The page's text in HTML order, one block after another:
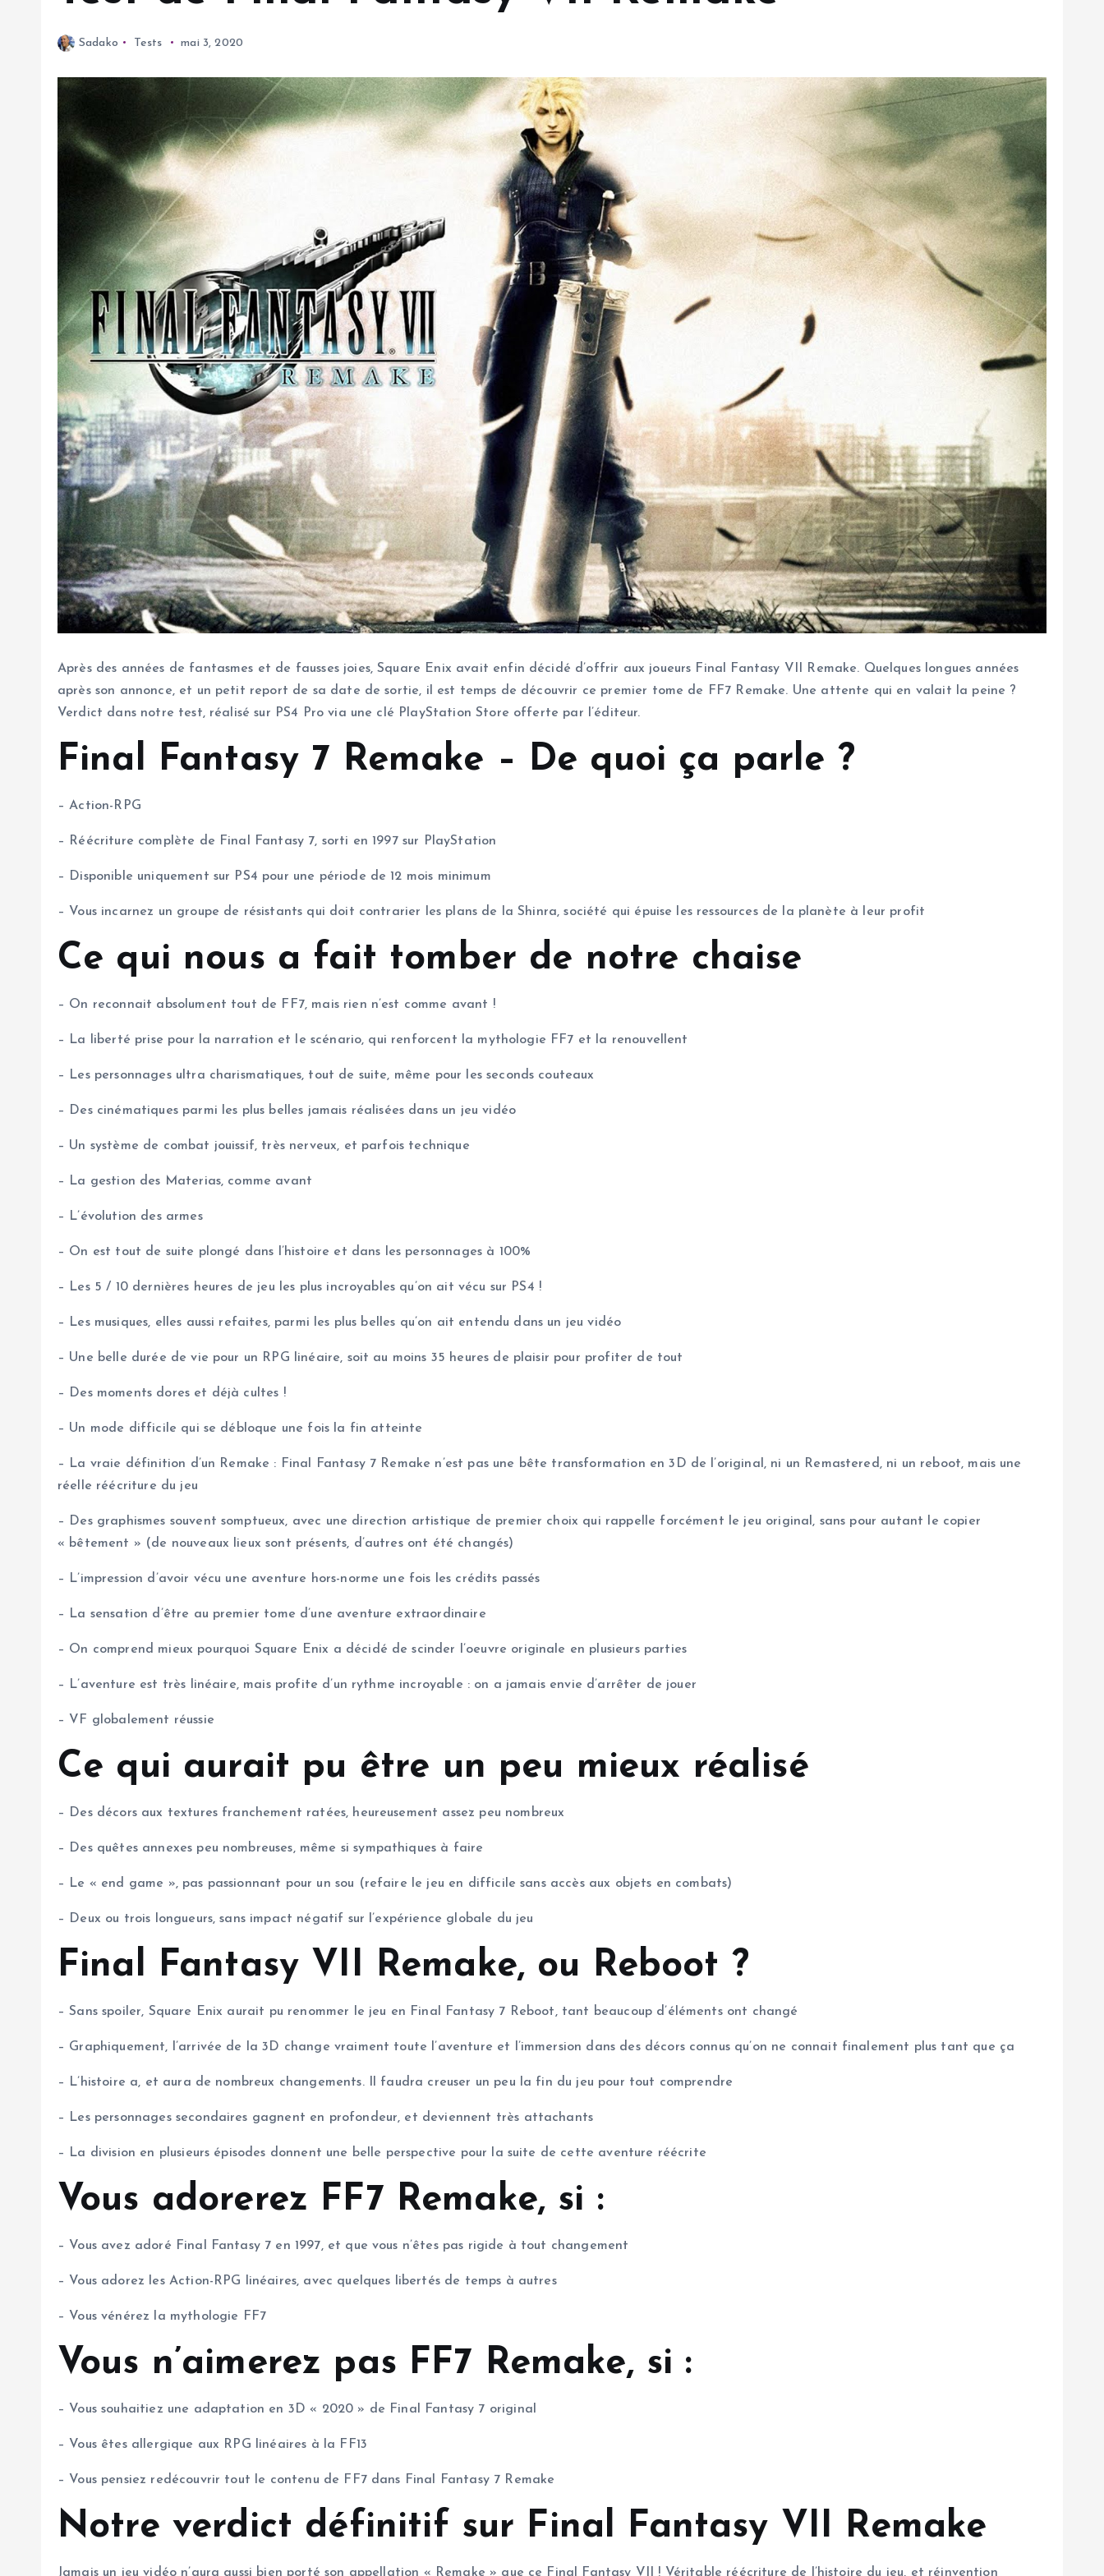
Sadako Tests mai 3, 2020
Après des années de fantasmes et de fausses joies, Square Enix avait enfin décidé d’offrir aux joueurs Final Fantasy VII Remake. Quelques longues années
après son annonce, et un petit report de sa date de sortie, il est temps de découvrir ce premier tome de FF7 Remake. Une attente qui en valait la peine ?
Verdict dans notre test, réalisé sur PS4 Pro via une clé PlayStation Store offerte par l’éditeur.
Final Fantasy 7 Remake – De quoi ça parle ?
– Action-RPG
– Réécriture complète de Final Fantasy 7, sorti en 1997 sur PlayStation
– Disponible uniquement sur PS4 pour une période de 12 mois minimum
– Vous incarnez un groupe de résistants qui doit contrarier les plans de la Shinra, société qui épuise les ressources de la planète à leur profit
Ce qui nous a fait tomber de notre chaise
– On reconnait absolument tout de FF7, mais rien n’est comme avant !
– La liberté prise pour la narration et le scénario, qui renforcent la mythologie FF7 et la renouvellent
– Les personnages ultra charismatiques, tout de suite, même pour les seconds couteaux
– Des cinématiques parmi les plus belles jamais réalisées dans un jeu vidéo
– Un système de combat jouissif, très nerveux, et parfois technique
– La gestion des Materias, comme avant
– L’évolution des armes
– On est tout de suite plongé dans l’histoire et dans les personnages à 100%
– Les 5 / 10 dernières heures de jeu les plus incroyables qu’on ait vécu sur PS4 !
– Les musiques, elles aussi refaites, parmi les plus belles qu’on ait entendu dans un jeu vidéo
– Une belle durée de vie pour un RPG linéaire, soit au moins 35 heures de plaisir pour profiter de tout
– Des moments dores et déjà cultes !
– Un mode difficile qui se débloque une fois la fin atteinte
– La vraie définition d’un Remake : Final Fantasy 7 Remake n’est pas une bête transformation en 3D de l’original, ni un Remastered, ni un reboot, mais une
réelle réécriture du jeu
– Des graphismes souvent somptueux, avec une direction artistique de premier choix qui rappelle forcément le jeu original, sans pour autant le copier
« bêtement » (de nouveaux lieux sont présents, d’autres ont été changés)
– L’impression d’avoir vécu une aventure hors-norme une fois les crédits passés
– La sensation d’être au premier tome d’une aventure extraordinaire
– On comprend mieux pourquoi Square Enix a décidé de scinder l’oeuvre originale en plusieurs parties
– L’aventure est très linéaire, mais profite d’un rythme incroyable : on a jamais envie d’arrêter de jouer
– VF globalement réussie
Ce qui aurait pu être un peu mieux réalisé
– Des décors aux textures franchement ratées, heureusement assez peu nombreux
– Des quêtes annexes peu nombreuses, même si sympathiques à faire
– Le « end game », pas passionnant pour un sou (refaire le jeu en difficile sans accès aux objets en combats)
– Deux ou trois longueurs, sans impact négatif sur l’expérience globale du jeu
Final Fantasy VII Remake, ou Reboot ?
– Sans spoiler, Square Enix aurait pu renommer le jeu en Final Fantasy 7 Reboot, tant beaucoup d’éléments ont changé
– Graphiquement, l’arrivée de la 3D change vraiment toute l’aventure et l’immersion dans des décors connus qu’on ne connait finalement plus tant que ça
– L’histoire a, et aura de nombreux changements. Il faudra creuser un peu la fin du jeu pour tout comprendre
– Les personnages secondaires gagnent en profondeur, et deviennent très attachants
– La division en plusieurs épisodes donnent une belle perspective pour la suite de cette aventure réécrite
Vous adorerez FF7 Remake, si :
– Vous avez adoré Final Fantasy 7 en 1997, et que vous n’êtes pas rigide à tout changement
– Vous adorez les Action-RPG linéaires, avec quelques libertés de temps à autres
– Vous vénérez la mythologie FF7
Vous n’aimerez pas FF7 Remake, si :
– Vous souhaitiez une adaptation en 3D « 2020 » de Final Fantasy 7 original
– Vous êtes allergique aux RPG linéaires à la FF13
– Vous pensiez redécouvrir tout le contenu de FF7 dans Final Fantasy 7 Remake
Notre verdict définitif sur Final Fantasy VII Remake
Jamais un jeu vidéo n’aura aussi bien porté son appellation « Remake » que ce Final Fantasy VII ! Véritable réécriture de l’histoire du jeu, et réinvention